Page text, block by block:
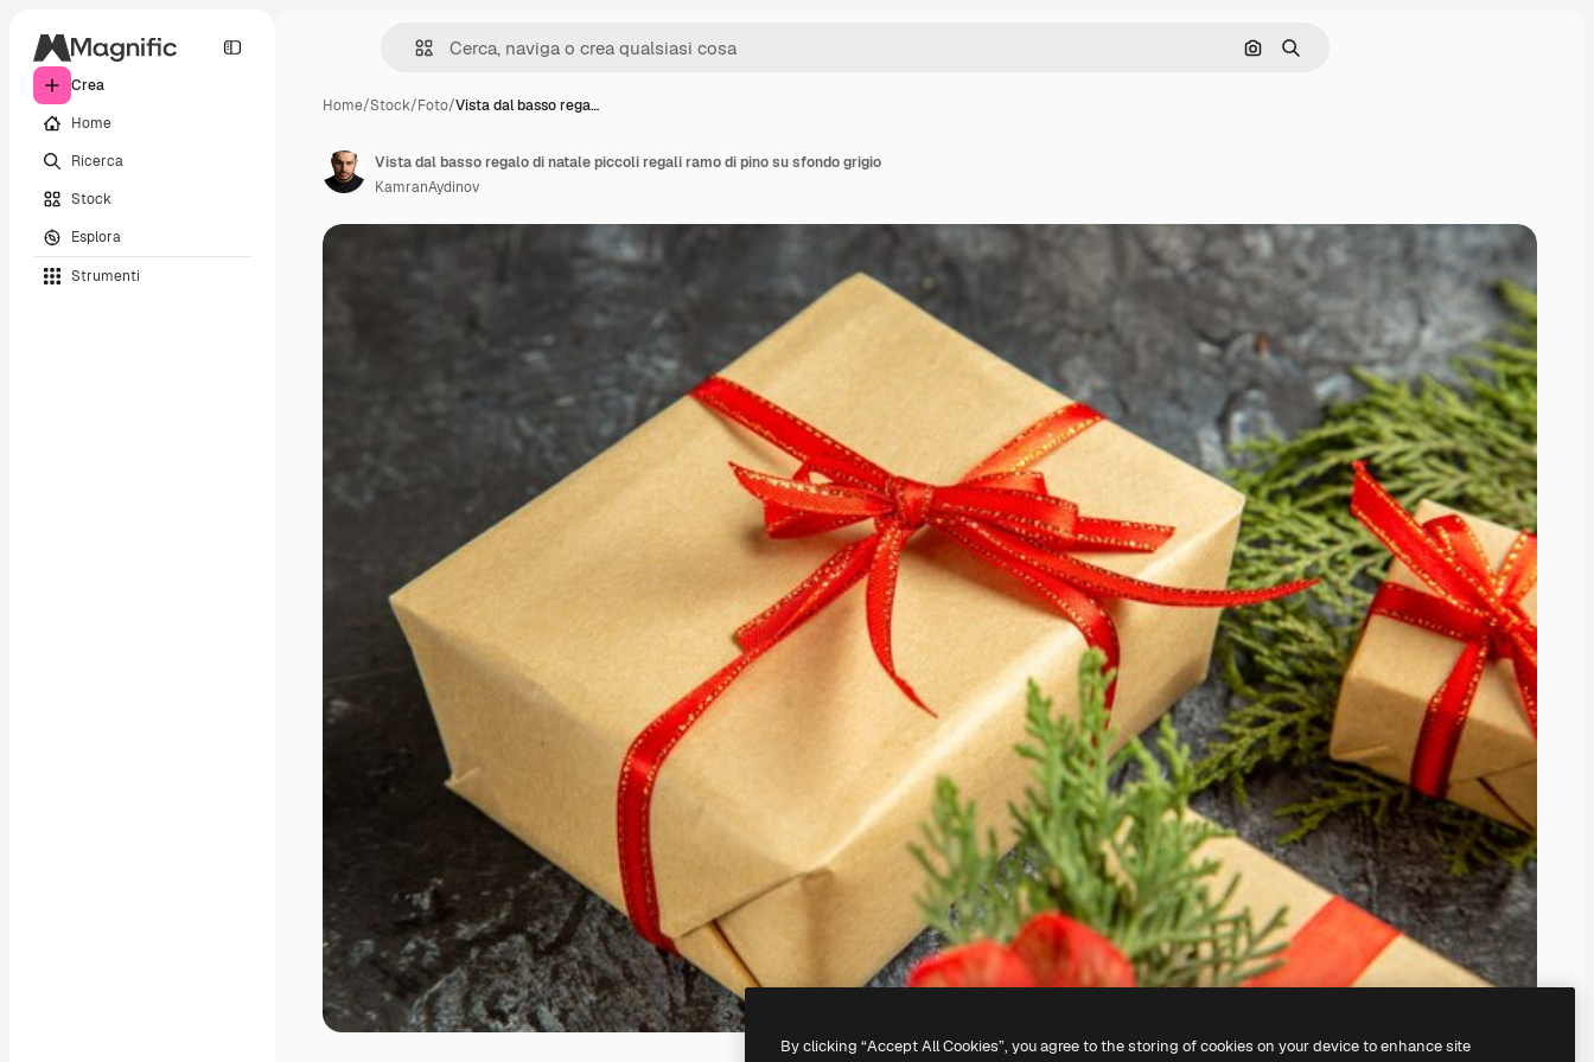
Crea
Home
Ricerca
Stock
Esplora
Strumenti
Cerca per immagine
Ricerca
Home/Stock/Foto/Vista dal basso rega…
Vista dal basso regalo di natale piccoli regali ramo di pino su sfondo grigio
KamranAydinov
By clicking “Accept All Cookies”, you agree to the storing of cookies on your device to enhance site